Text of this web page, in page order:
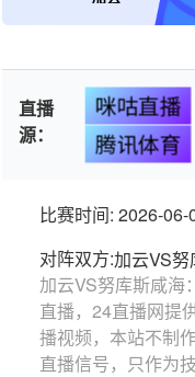
直播
源：
咪咕直播
腾讯体育
比赛时间: 2026-06-
对阵双方:加云VS
加云VS努库斯咸海
直播，24直播网提
播视频，本站不制
直播信号，只作为